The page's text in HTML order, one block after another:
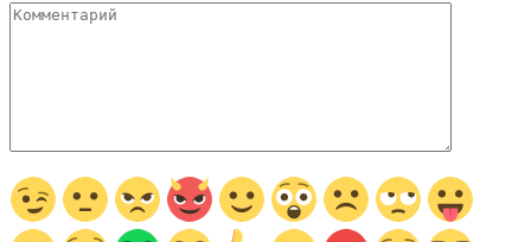
Комментарий